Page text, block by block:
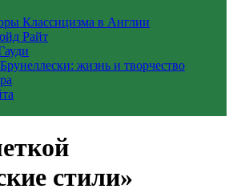
Классицизма в Англии
Райт
жизнь и творчество
стили»